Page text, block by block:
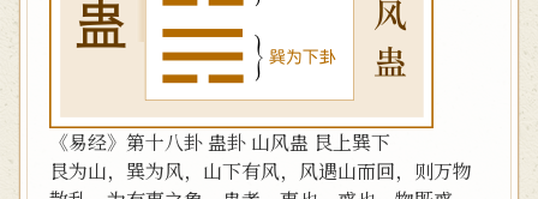
《易经》第十八卦 蛊卦 山风蛊 艮上巽下
艮为山，巽为风，山下有风，风遇山而回，则万物